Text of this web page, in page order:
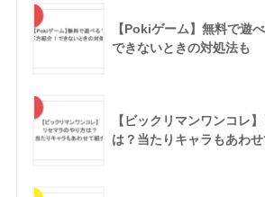
【Pokiゲーム】無料で遊
できないときの対処法も
【ビックリマンワンコレ
は？当たりキャラもあわ